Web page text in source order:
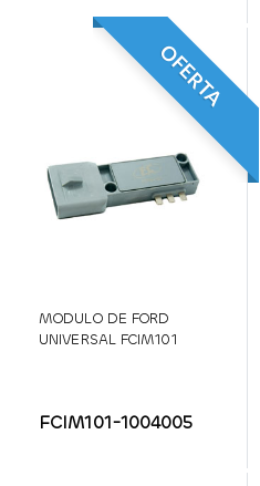
OFERTA
MODULO DE FORD
UNIVERSAL FCIM101
FCIM101-1004005